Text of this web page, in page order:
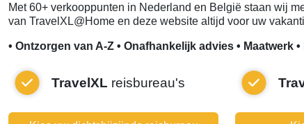
Met 60+ verkooppunten in Nederland en België staan wij
van TravelXL@Home en deze website altijd voor uw
• Ontzorgen van A-Z • Onafhankelijk advies • Maatwerk
TravelXL reisbureau's